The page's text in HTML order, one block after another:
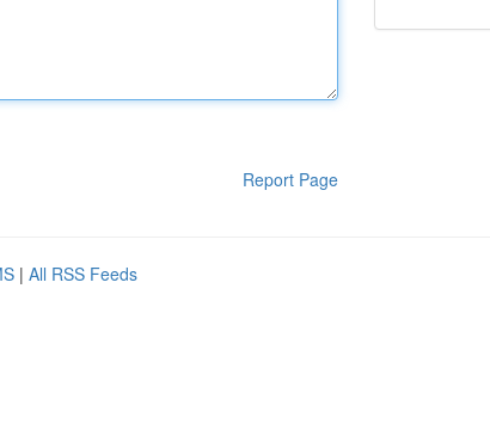
Report Page
| All RSS Feeds